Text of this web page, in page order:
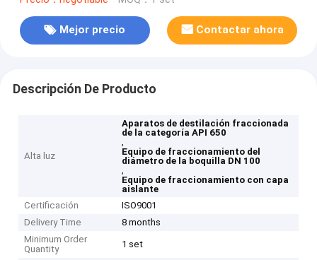
Mejor precio Contactar ahora
Descripción De Producto
Alta luz
Aparatos de destilación fraccionada
de la categoría API 650
,
Equipo de fraccionamiento del
diámetro de la boquilla DN 100
,
Equipo de fraccionamiento con capa
aislante
Certificación
ISO9001
Delivery Time
8 months
Minimum Order
Quantity
1 set